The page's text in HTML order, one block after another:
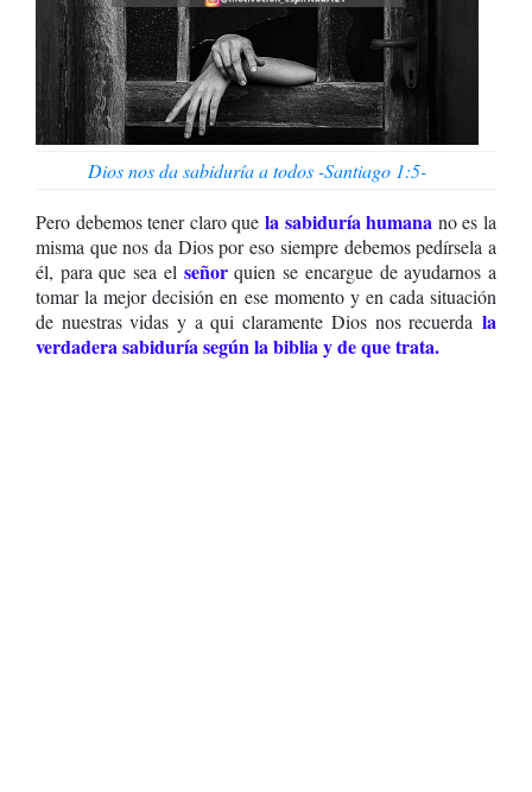
Dios nos da sabiduría a todos -Santiago 1:5-
Pero debemos tener claro que la sabiduría humana no es la
misma que nos da Dios por eso siempre debemos pedírsela a
él, para que sea el señorquien se encargue de ayudarnos a
tomar la mejor decisión en ese momento y en cada situación
de nuestras vidas y a qui claramente Dios nos recuerda la
verdadera sabiduría según la biblia y de que trata.